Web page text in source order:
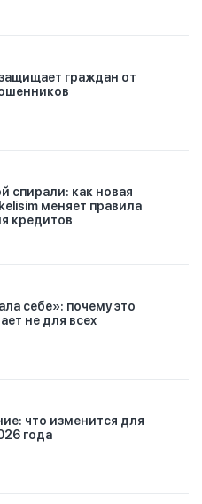
граждан от
спирали: как новая
меняет правила
кредитов
себе»: почему это
не для всех
что изменится для
года